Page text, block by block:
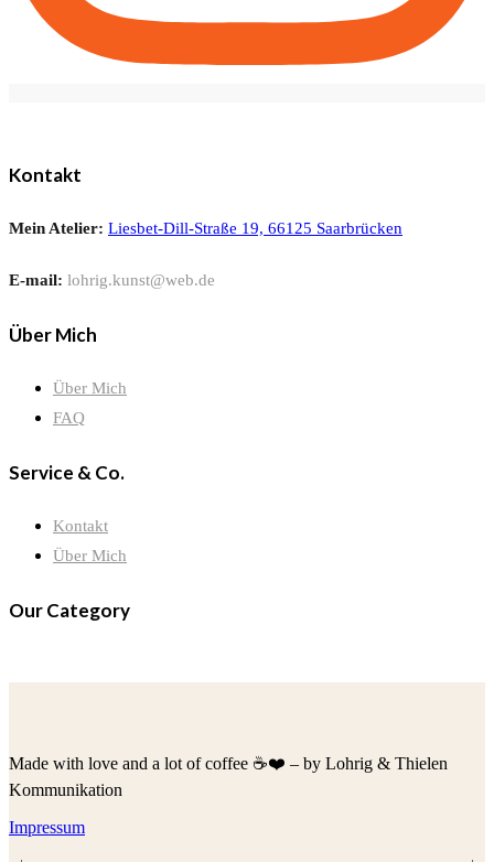
Kontakt
Mein Atelier: Liesbet-Dill-Straße 19, 66125 Saarbrücken
E-mail: lohrig.kunst@web.de
Über Mich
Über Mich
FAQ
Service & Co.
Kontakt
Über Mich
Our Category
Made with love and a lot of coffee ☕️❤️ – by Lohrig & Thielen
Kommunikation
Impressum